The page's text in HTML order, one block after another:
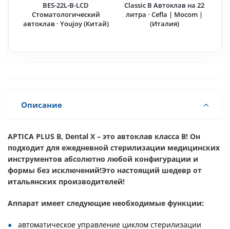
BES-22L-B-LCD
Стоматологический
автоклав · Youjoy (Китай)
Classic B Автоклав на 22
литра · Cefla | Mocom |
(Италия)
Описание
APTICA PLUS B, Dental X – это автоклав класса B! Он
подходит для ежедневной стерилизации медицинских
инструментов абсолютно любой конфигурации и
формы без исключений!Это настоящий шедевр от
итальянских производителей!
Аппарат имеет следующие необходимые функции:
автоматическое управление циклом стерилизации